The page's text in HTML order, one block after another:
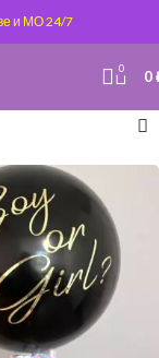
и МО 24/7
0 0